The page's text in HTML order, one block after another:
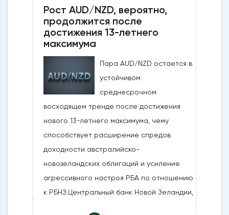
то, что, несмотря на новые военные
обмены в выходные, Вашингтон и Тегеран
по-прежнему ведут активные
дискуссии.Производственная активность в
США достигла 4-летнего максимума:
Несмотря на структурные проблемы,
связанные с нефтяным кризисом в
регионе и рекордно низким уровнем
потребительского доверия,
опубликованные в понедельник данные
показали, что производственная
активность в США растет самыми
быстрыми темпами за последние четыре
Рост AUD/NZD, вероятно,
продолжится после
достижения 13-летнего
максимума
Пара AUD/NZD остается в
устойчивом
среднесрочном
восходящем тренде после достижения
нового 13-летнего максимума, чему
способствует расширение спредов
доходности австралийско-
новозеландских облигаций и усиление
агрессивного настроя РБА по отношению
к РБНЗ.Центральный банк Новой Зеландии,